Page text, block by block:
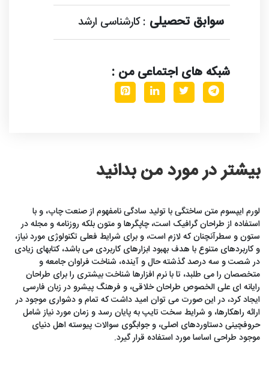
سوابق تحصیلی : کارشناسی ارشد
شبکه های اجتماعی من :
بیشتر در مورد من بدانید
لورم ایپسوم متن ساختگی با تولید سادگی نامفهوم از صنعت چاپ، و با
استفاده از طراحان گرافیک است، چاپگرها و متون بلکه روزنامه و مجله در
ستون و سطرآنچنان که لازم است، و برای شرایط فعلی تکنولوژی مورد نیاز،
و کاربردهای متنوع با هدف بهبود ابزارهای کاربردی می باشد، کتابهای زیادی
در شصت و سه درصد گذشته حال و آینده، شناخت فراوان جامعه و
متخصصان را می طلبد، تا با نرم افزارها شناخت بیشتری را برای طراحان
رایانه ای علی الخصوص طراحان خلاقی، و فرهنگ پیشرو در زبان فارسی
ایجاد کرد، در این صورت می توان امید داشت که تمام و دشواری موجود در
ارائه راهکارها، و شرایط سخت تایپ به پایان رسد و زمان مورد نیاز شامل
حروفچینی دستاوردهای اصلی، و جوابگوی سوالات پیوسته اهل دنیای
موجود طراحی اساسا مورد استفاده قرار گیرد.